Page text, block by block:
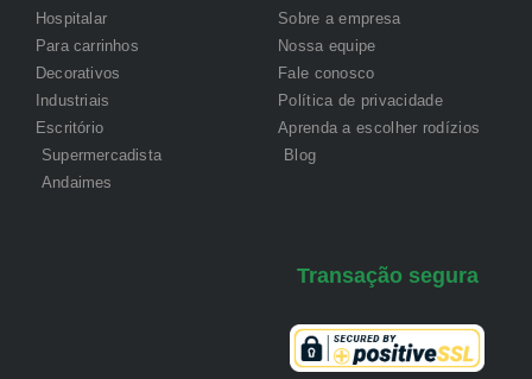
Hospitalar
Para carrinhos
Decorativos
Industriais
Escritório
Supermercadista
Andaimes
Sobre a empresa
Nossa equipe
Fale conosco
Política de privacidade
Aprenda a escolher rodízios
Blog
Transação segura